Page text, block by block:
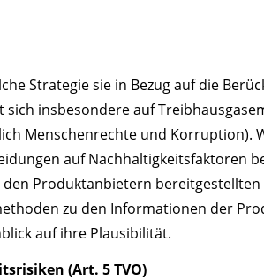
Strategie sie in Bezug auf die
insbesondere auf
Menschenrechte und Korruption).
auf Nachhaltigkeitsfaktoren
Produktanbietern
zu den Informationen der
auf ihre Plausibilität.
(Art. 5 TVO)